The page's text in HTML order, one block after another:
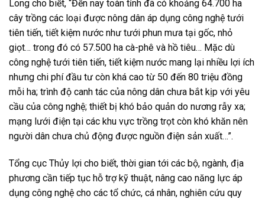
Long cho biết, “Đến nay toàn tỉnh đã có khoảng 64.700 ha
cây trồng các loại được nông dân áp dụng công nghệ tưới
tiên tiến, tiết kiệm nước như tưới phun mưa tại gốc, nhỏ
giọt… trong đó có 57.500 ha cà-phê và hồ tiêu… Mặc dù
công nghệ tưới tiên tiến, tiết kiệm nước mang lại nhiều lợi ích
nhưng chi phí đầu tư còn khá cao từ 50 đến 80 triệu đồng
mỗi ha; trình độ canh tác của nông dân chưa bắt kịp với yêu
cầu của công nghệ; thiết bị khó bảo quản do nương rẫy xa;
mạng lưới điện tại các khu vực trồng trọt còn khó khăn nên
người dân chưa chủ động được nguồn điện sản xuất…”.
Tổng cục Thủy lợi cho biết, thời gian tới các bộ, ngành, địa
phương cần tiếp tục hỗ trợ kỹ thuật, nâng cao năng lực áp
dụng công nghệ cho các tổ chức, cá nhân, nghiên cứu quy